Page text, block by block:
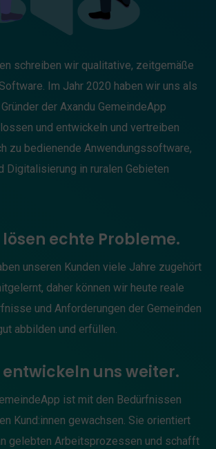
schreiben wir qualitative, zeitgemäße
Im Jahr 2020 haben wir uns als
der Axandu GemeindeApp
und entwickeln und vertreiben
zu bedienende Anwendungssoftware,
Digitalisierung in ruralen Gebieten
echte Probleme.
unseren Kunden viele Jahre zugehört
daher können wir heute reale
und Anforderungen der Gemeinden
abbilden und erfüllen.
uns weiter.
ist mit den Bedürfnissen
Kund:innen gewachsen. Sie orientiert
gelebten Arbeitsprozessen und schafft